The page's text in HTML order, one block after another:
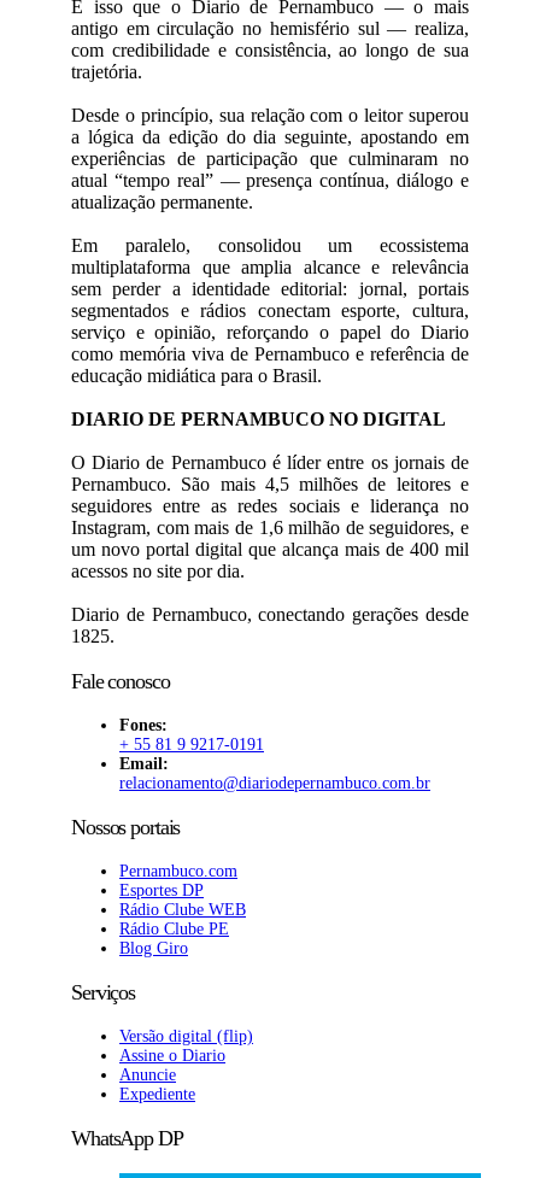
É isso que o Diario de Pernambuco — o mais
antigo em circulação no hemisfério sul — realiza,
com credibilidade e consistência, ao longo de sua
trajetória.
Desde o princípio, sua relação com o leitor superou
a lógica da edição do dia seguinte, apostando em
experiências de participação que culminaram no
atual “tempo real” — presença contínua, diálogo e
atualização permanente.
Em paralelo, consolidou um ecossistema
multiplataforma que amplia alcance e relevância
sem perder a identidade editorial: jornal, portais
segmentados e rádios conectam esporte, cultura,
serviço e opinião, reforçando o papel do Diario
como memória viva de Pernambuco e referência de
educação midiática para o Brasil.
DIARIO DE PERNAMBUCO NO DIGITAL
O Diario de Pernambuco é líder entre os jornais de
Pernambuco. São mais 4,5 milhões de leitores e
seguidores entre as redes sociais e liderança no
Instagram, com mais de 1,6 milhão de seguidores, e
um novo portal digital que alcança mais de 400 mil
acessos no site por dia.
Diario de Pernambuco, conectando gerações desde
1825.
Fale conosco
Fones:
+ 55 81 9 9217-0191
Email:
relacionamento@diariodepernambuco.com.br
Nossos portais
Pernambuco.com
Esportes DP
Rádio Clube WEB
Rádio Clube PE
Blog Giro
Serviços
Versão digital (flip)
Assine o Diario
Anuncie
Expediente
WhatsApp DP